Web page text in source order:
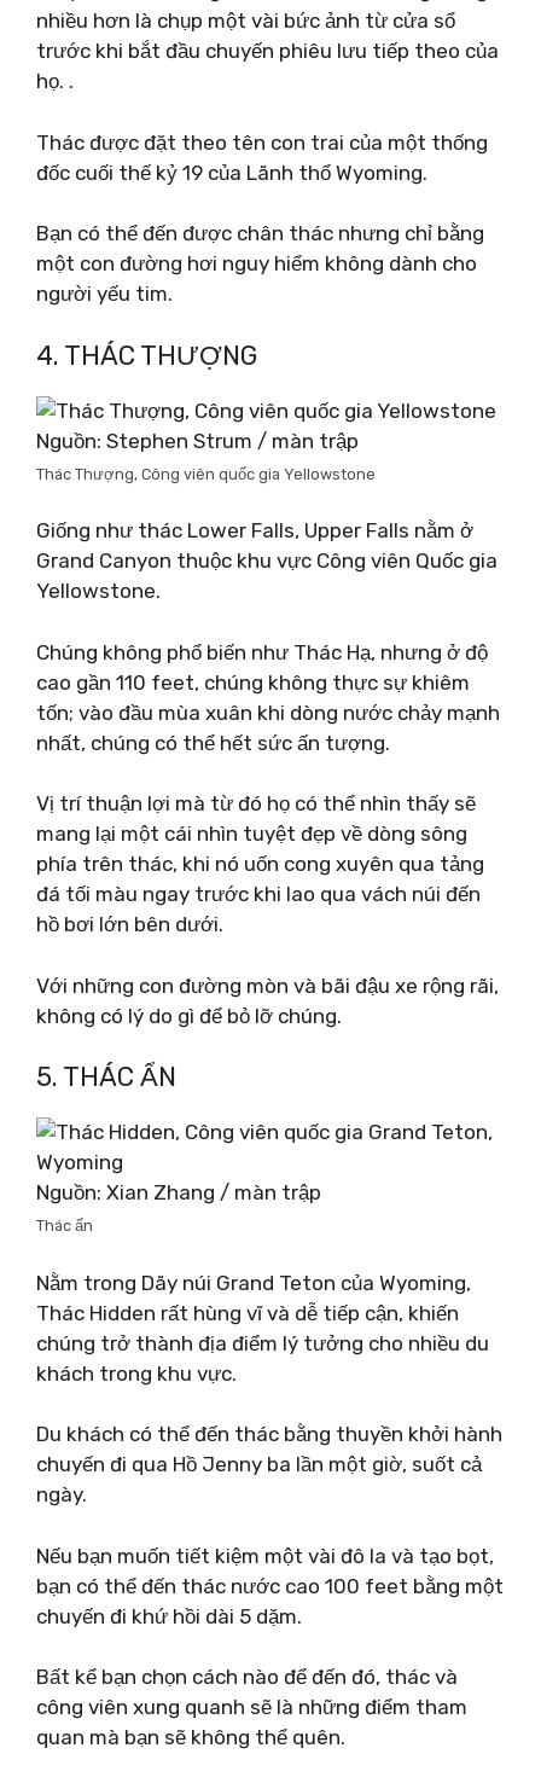
nhiều hơn là chụp một vài bức ảnh từ cửa sổ
trước khi bắt đầu chuyến phiêu lưu tiếp theo của
họ. .
Thác được đặt theo tên con trai của một thống
đốc cuối thế kỷ 19 của Lãnh thổ Wyoming.
Bạn có thể đến được chân thác nhưng chỉ bằng
một con đường hơi nguy hiểm không dành cho
người yếu tim.
4. THÁC THƯỢNG
Nguồn: Stephen Strum / màn trập
Thác Thượng, Công viên quốc gia Yellowstone
Giống như thác Lower Falls, Upper Falls nằm ở
Grand Canyon thuộc khu vực Công viên Quốc gia
Yellowstone.
Chúng không phổ biến như Thác Hạ, nhưng ở độ
cao gần 110 feet, chúng không thực sự khiêm
tốn; vào đầu mùa xuân khi dòng nước chảy mạnh
nhất, chúng có thể hết sức ấn tượng.
Vị trí thuận lợi mà từ đó họ có thể nhìn thấy sẽ
mang lại một cái nhìn tuyệt đẹp về dòng sông
phía trên thác, khi nó uốn cong xuyên qua tảng
đá tối màu ngay trước khi lao qua vách núi đến
hồ bơi lớn bên dưới.
Với những con đường mòn và bãi đậu xe rộng rãi,
không có lý do gì để bỏ lỡ chúng.
5. THÁC ẨN
Nguồn: Xian Zhang / màn trập
Thác ẩn
Nằm trong Dãy núi Grand Teton của Wyoming,
Thác Hidden rất hùng vĩ và dễ tiếp cận, khiến
chúng trở thành địa điểm lý tưởng cho nhiều du
khách trong khu vực.
Du khách có thể đến thác bằng thuyền khởi hành
chuyến đi qua Hồ Jenny ba lần một giờ, suốt cả
ngày.
Nếu bạn muốn tiết kiệm một vài đô la và tạo bọt,
bạn có thể đến thác nước cao 100 feet bằng một
chuyến đi khứ hồi dài 5 dặm.
Bất kể bạn chọn cách nào để đến đó, thác và
công viên xung quanh sẽ là những điểm tham
quan mà bạn sẽ không thể quên.